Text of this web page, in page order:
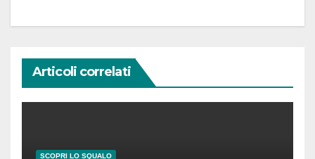
Articoli correlati
SCOPRI LO SQUALO